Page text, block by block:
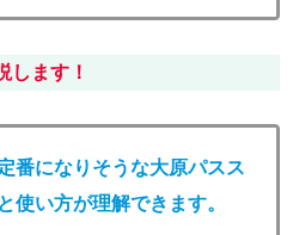
します！
番になりそうな大原パスス
使い方が理解できます。